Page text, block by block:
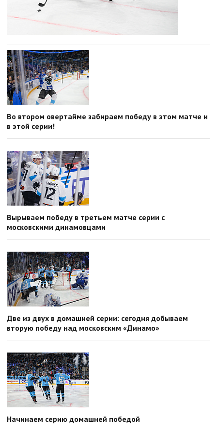
Во втором овертайме забираем победу в этом матче и
в этой серии!
Вырываем победу в третьем матче серии с
московскими динамовцами
Две из двух в домашней серии: сегодня добываем
вторую победу над московским «Динамо»
Начинаем серию домашней победой